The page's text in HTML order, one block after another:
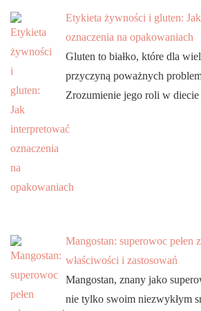
Etykieta żywności i gluten:
oznaczenia na opakowaniach
Gluten to białko, które dla
przyczyną poważnych
Zrozumienie jego roli w
Mangostan: superowoc pełen
właściwości i zastosowań
Mangostan, znany jako
nie tylko swoim niezwykłym